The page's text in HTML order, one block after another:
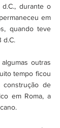
durante o
em
quando teve
d.C.
outras
tempo ficou
construção de
em Roma, a